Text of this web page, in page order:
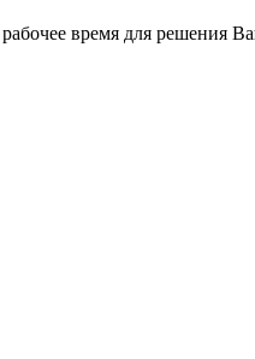
время для решения